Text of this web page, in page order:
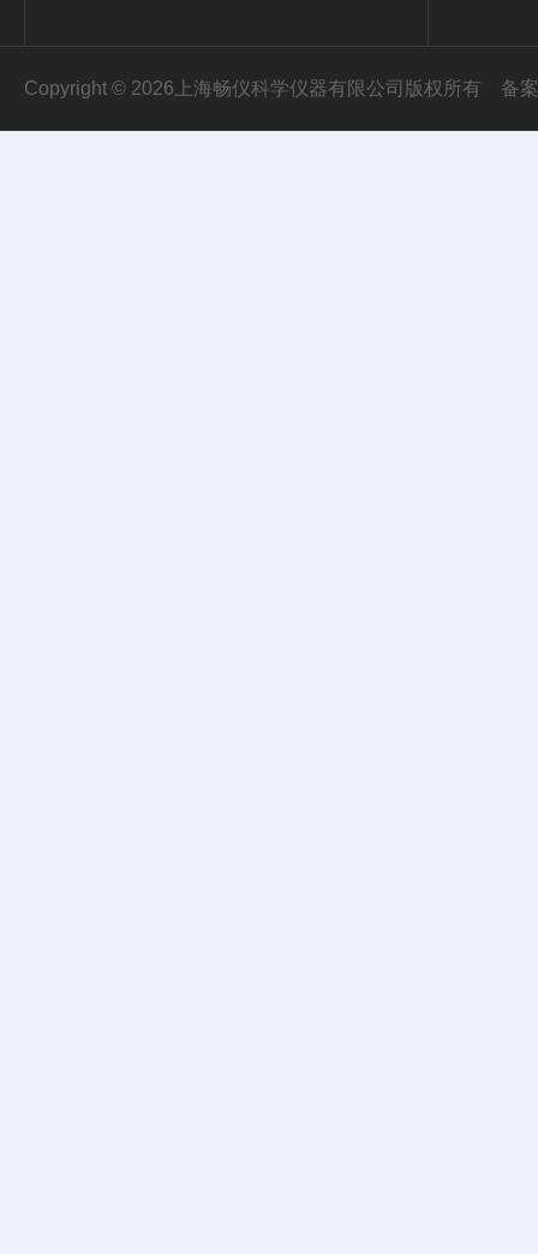
Copyright © 2026上海畅仪科学仪器有限公司版权所有 备